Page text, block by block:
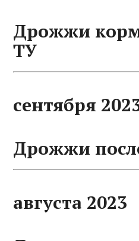
Дрожжи
ТУ
сентября
Дрожжи
августа 2023